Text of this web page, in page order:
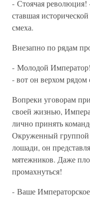
- Стоячая революция!
ставшая
смеха.
Внезапно по рядам
- Молодой
- вот он верхом
Вопреки уговорам
своей жизнью,
лично принять
Окруженный группой
лошади, он
мятежников. Даже
промахнуться!
- Ваше